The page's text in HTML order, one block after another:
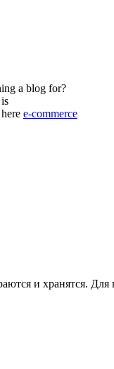
a blog for?
e-commerce
и хранятся.